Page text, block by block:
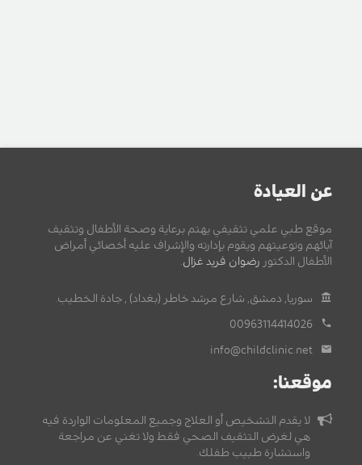
عن العيادة
موقع طبي علمي تثقيفي يهتم برعاية وصحة الأطفال وتثقيف
آبائهم وتوعيتهم ويقوم بإدارته والإشراف عليه أخصائي أمراض
الأطفال الدكتور رضوان فريد غزال
سوريا, دمشق, شارع مرشد خاطر (بغداد) , جادة الخطيب.
00963114414026
info@childclinic.net
موقعنا:
لا يقدم التشخيص أو العلاج وجميع المعلومات الواردة فيه
هي لغرض التثقيف الصحي فقط ولا تغني عن مراجعة
واستشارة طبيب طفلك.